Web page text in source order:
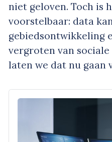
niet geloven. Toch is
voorstelbaar: data
gebiedsontwikkeling
vergroten van
laten we dat nu gaan